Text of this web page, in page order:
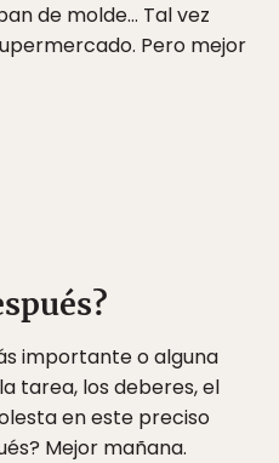
de molde… Tal vez
Pero mejor
importante o alguna
tarea, los deberes, el
en este preciso
Mejor mañana.